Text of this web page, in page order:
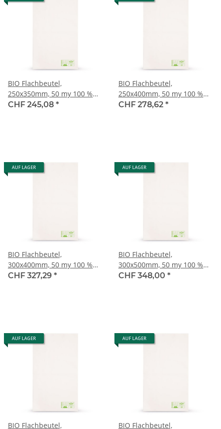
BIO Flachbeutel,
250x350mm, 50 my 100 %
biologisch abbaubar
CHF 245,08 *
BIO Flachbeutel,
250x400mm, 50 my 100 %
biologisch abbaubar
CHF 278,62 *
AUF LAGER
BIO Flachbeutel,
300x400mm, 50 my 100 %
biologisch abbaubar
CHF 327,29 *
AUF LAGER
BIO Flachbeutel,
300x500mm, 50 my 100 %
biologisch abbaubar
CHF 348,00 *
AUF LAGER
BIO Flachbeutel,
AUF LAGER
BIO Flachbeutel,